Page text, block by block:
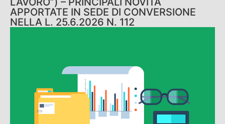
APPORTATE IN SEDE DI CONVERSIONE
NELLA L. 25.6.2026 N. 112